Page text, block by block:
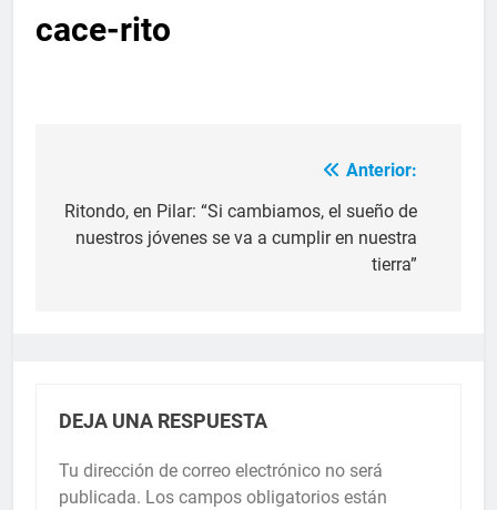
cace-rito
Anterior:
Ritondo, en Pilar: “Si cambiamos, el sueño de
nuestros jóvenes se va a cumplir en nuestra
tierra”
DEJA UNA RESPUESTA
Tu dirección de correo electrónico no será
publicada. Los campos obligatorios están